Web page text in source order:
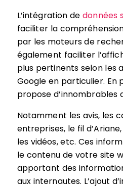
L’intégration dedonnées
faciliter la
par les moteurs de
également faciliter
plus pertinents selon les
Google en particulier. En
propose d’innombrables
Notamment les avis, les
entreprises, le fil
les vidéos, etc. Ces
le contenu de votre site
apportant des
aux internautes. L’ajout